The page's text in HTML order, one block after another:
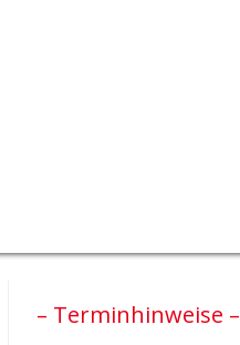
– Terminhinweise –